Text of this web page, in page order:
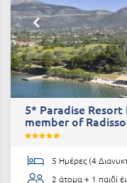
Αμάρυνθος
Αμοργός
Αμφίκλεια
Ανάβυσσος
Άνδρος
Αράχωβα
Πλήρης Διατροφή
All Inclusive
Ένα Γεύμα
Δύο Γεύματα + Ποτά
ΤΎΠΟΣ ΚΑΤΑΛΎΜΑΤΟΣ
Ξενοδοχεία 2 Αστέρων
5* Paradise Resort
member of
5 Ημέρες (4
2 άτομα + 1 παιδί